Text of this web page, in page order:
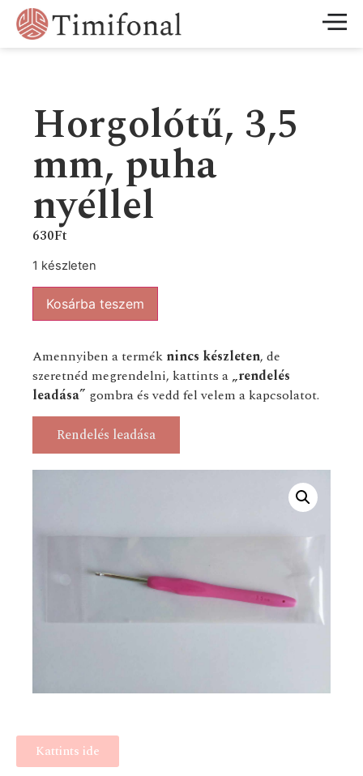
Horgolótű, 3,5
mm, puha
nyéllel
630Ft
1 készleten
Kosárba teszem
Amennyiben a termék nincs készleten, de
szeretnéd megrendelni, kattints a „rendelés
leadása” gombra és vedd fel velem a kapcsolatot.
Rendelés leadása
Kattints ide